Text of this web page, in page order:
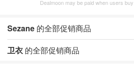
Dealmoon may be paid when users
Sezane 的全部促销商品
卫衣 的全部促销商品